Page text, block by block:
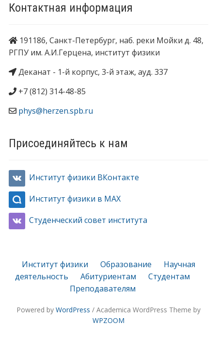
Контактная информация
191186, Санкт-Петербург, наб. реки Мойки д. 48,
РГПУ им. А.И.Герцена, институт физики
Деканат - 1-й корпус, 3-й этаж, ауд. 337
+7 (812) 314-48-85
phys@herzen.spb.ru
Присоединяйтесь к нам
Институт физики ВКонтакте
Институт физики в MAX
Студенческий совет института
Институт физики Образование
Научная
деятельность
Абитуриентам
Студентам
Преподавателям
Powered by WordPress / Academica WordPress Theme by
WPZOOM